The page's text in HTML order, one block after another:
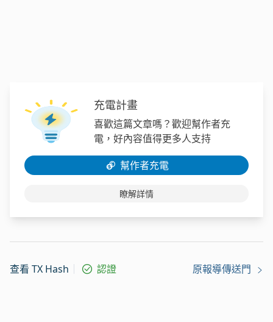
充電計畫
喜歡這篇文章嗎？歡迎幫作者充
電，好內容值得更多人支持
幫作者充電
瞭解詳情
查看 TX Hash 認證 原報導傳送門